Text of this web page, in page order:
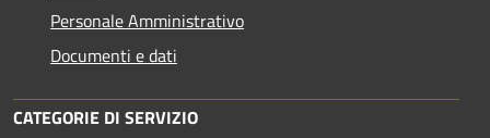
Personale Amministrativo
Documenti e dati
CATEGORIE DI SERVIZIO